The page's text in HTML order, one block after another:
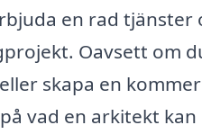
en rad tjänster
Oavsett om
skapa en
vad en arkitekt